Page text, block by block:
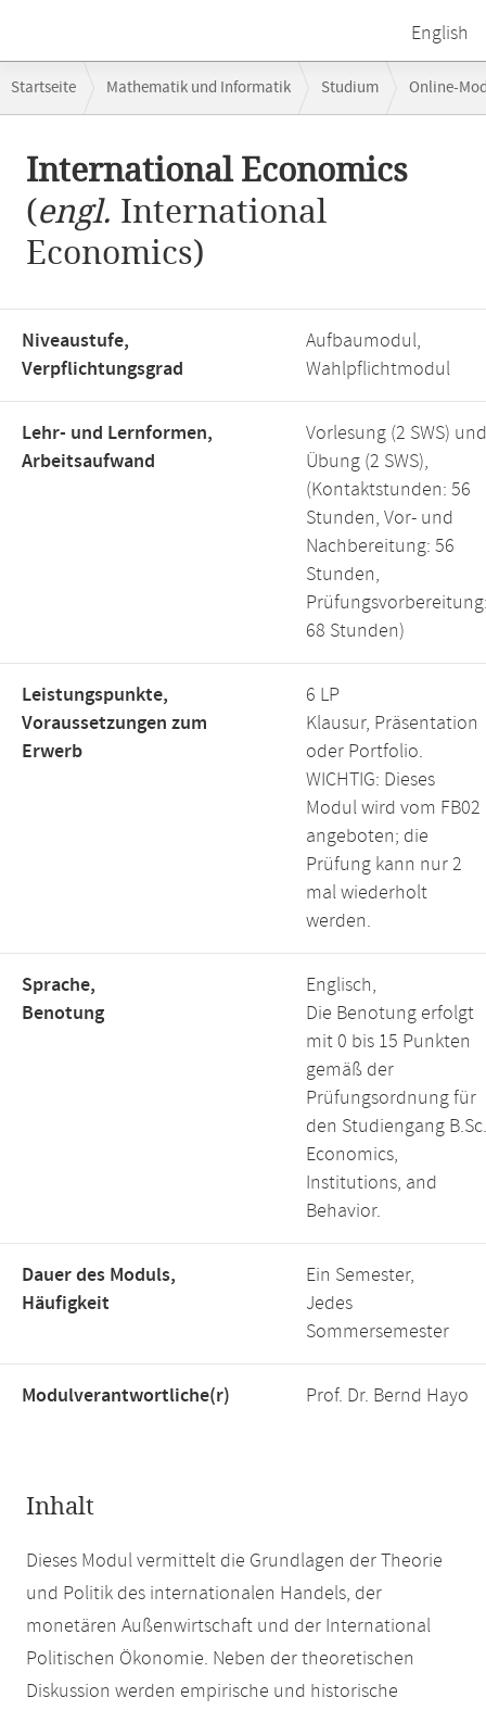
English
Navigation
Startseite Mathematik und Informatik Studium Online-
International Economics
(engl. International
Economics)
Niveaustufe,
Verpflichtungsgrad
Aufbaumodul,
Wahlpflichtmodul
Lehr- und Lernformen,
Arbeitsaufwand
Vorlesung (2 SWS) und
Übung (2 SWS),
(Kontaktstunden: 56
Stunden, Vor- und
Nachbereitung: 56
Stunden,
68 Stunden)
Leistungspunkte,
Voraussetzungen zum
Erwerb
6 LP
Klausur, Präsentation
oder Portfolio.
WICHTIG: Dieses
Modul wird vom FB02
angeboten; die
Prüfung kann nur 2
mal wiederholt
werden.
Sprache,
Benotung
Englisch,
Die Benotung erfolgt
mit 0 bis 15 Punkten
gemäß der
Prüfungsordnung für
den Studiengang B.Sc.
Economics,
Institutions, and
Behavior.
Dauer des Moduls,
Häufigkeit
Ein Semester,
Jedes
Sommersemester
Modulverantwortliche(r) Prof. Dr. Bernd Hayo
Inhalt
Dieses Modul vermittelt die Grundlagen der Theorie
und Politik des internationalen Handels, der
monetären Außenwirtschaft und der International
Politischen Ökonomie. Neben der theoretischen
Diskussion werden empirische und historische